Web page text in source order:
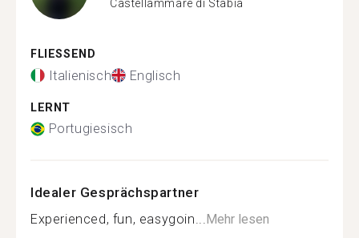
Castellammare di Stabia
FLIESSEND
Italienisch Englisch
LERNT
Portugiesisch
Idealer Gesprächspartner
Experienced, fun, easygoin...Mehr lesen